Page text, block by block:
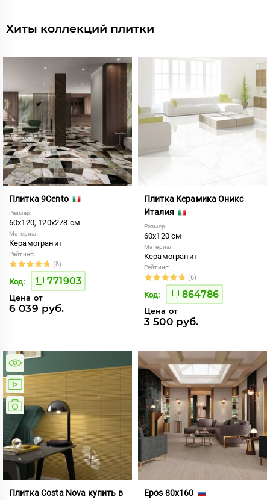
Хиты коллекций плитки
Плитка 9Cento
Размер:
60x120, 120x278 см
Материал:
Керамогранит
Рейтинг:
(8)
Код: 771903
Цена от
6 039 руб.
Плитка Керамика Оникс
Италия
Размер:
60x120 см
Материал:
Керамогранит
Рейтинг:
(6)
Код: 864786
Цена от
3 500 руб.
Плитка Costa Nova купить в
Epos 80x160